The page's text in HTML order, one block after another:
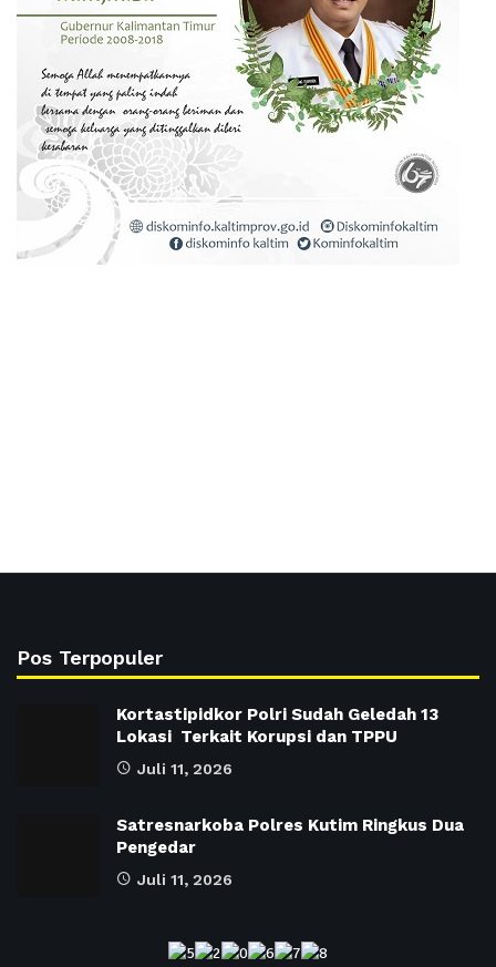
Pos Terpopuler
Kortastipidkor Polri Sudah Geledah 13
Lokasi Terkait Korupsi dan TPPU
Juli 11, 2026
Satresnarkoba Polres Kutim Ringkus Dua
Pengedar
Juli 11, 2026